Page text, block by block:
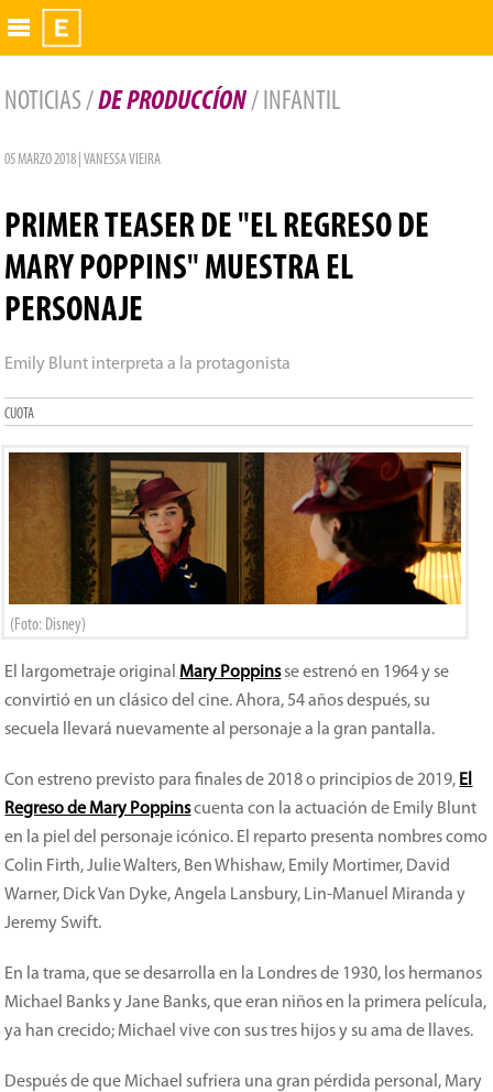
Exhibidor
NOTICIAS /DE PRODUCCÍON/ INFANTIL
05 MARZO 2018 | VANESSA VIEIRA
PRIMER TEASER DE "EL REGRESO DE
MARY POPPINS" MUESTRA EL
PERSONAJE
Emily Blunt interpreta a la protagonista
CUOTA
(Foto: Disney)
El largometraje original Mary Poppinsse estrenó en 1964 y se
convirtió en un clásico del cine. Ahora, 54 años después, su
secuela llevará nuevamente al personaje a la gran pantalla.
Con estreno previsto para finales de 2018 o principios de 2019, El
Regreso de Mary Poppinscuenta con la actuación de Emily Blunt
en la piel del personaje icónico. El reparto presenta nombres como
Colin Firth, Julie Walters, Ben Whishaw, Emily Mortimer, David
Warner, Dick Van Dyke, Angela Lansbury, Lin-Manuel Miranda y
Jeremy Swift.
En la trama, que se desarrolla en la Londres de 1930, los hermanos
Michael Banks y Jane Banks, que eran niños en la primera película,
ya han crecido; Michael vive con sus tres hijos y su ama de llaves.
Después de que Michael sufriera una gran pérdida personal, Mary